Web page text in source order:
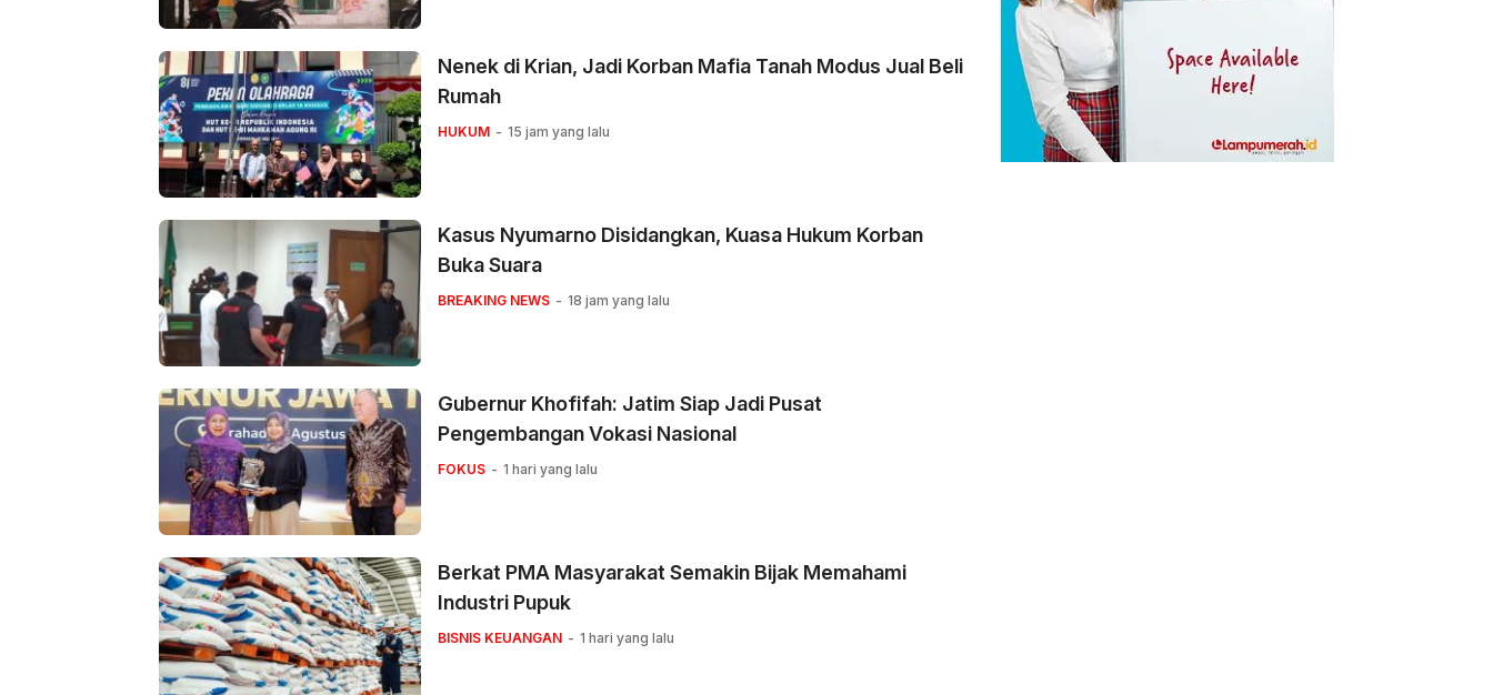
Nenek di Krian, Jadi Korban Mafia Tanah Modus Jual Beli
Rumah
HUKUM 15 jam yang lalu
Kasus Nyumarno Disidangkan, Kuasa Hukum Korban
Buka Suara
BREAKING NEWS 18 jam yang lalu
Gubernur Khofifah: Jatim Siap Jadi Pusat
Pengembangan Vokasi Nasional
FOKUS 1 hari yang lalu
Berkat PMA Masyarakat Semakin Bijak Memahami
Industri Pupuk
BISNIS KEUANGAN 1 hari yang lalu